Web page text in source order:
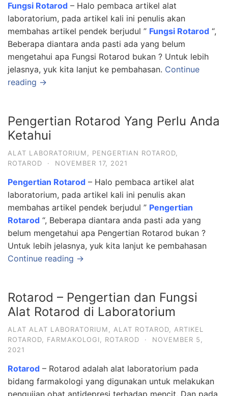
Fungsi Rotarod – Halo pembaca artikel alat
laboratorium, pada artikel kali ini penulis akan
membahas artikel pendek berjudul ” Fungsi Rotarod “,
Beberapa diantara anda pasti ada yang belum
mengetahui apa Fungsi Rotarod bukan ? Untuk lebih
jelasnya, yuk kita lanjut ke pembahasan. Continue
reading →
Pengertian Rotarod Yang Perlu Anda
Ketahui
ALAT LABORATORIUM PENGERTIAN ROTAROD
ROTAROD
· NOVEMBER 17, 2021
Pengertian Rotarod – Halo pembaca artikel alat
laboratorium, pada artikel kali ini penulis akan
membahas artikel pendek berjudul ” Pengertian
Rotarod “, Beberapa diantara anda pasti ada yang
belum mengetahui apa Pengertian Rotarod bukan ?
Untuk lebih jelasnya, yuk kita lanjut ke pembahasan
Continue reading →
Rotarod – Pengertian dan Fungsi
Alat Rotarod di Laboratorium
ALAT ALAT LABORATORIUM ALAT ROTAROD
ARTIKEL
ROTAROD
FARMAKOLOGI ROTAROD ·
NOVEMBER 5,
2021
Rotarod – Rotarod adalah alat laboratorium pada
bidang farmakologi yang digunakan untuk melakukan